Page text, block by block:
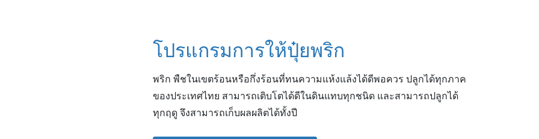
โปรแกรมการให้ปุ๋ยพริก
พริก พืชในเขตร้อนหรือกึ่งร้อนที่ทนความแห้งแล้งได้ดีพอควร ปลูกได้ทุกภาค
ของประเทศไทย สามารถเติบโตได้ดีในดินแทบทุกชนิด และสามารถปลูกได้
ทุกฤดู จึงสามารถเก็บผลผลิตได้ทั้งปี